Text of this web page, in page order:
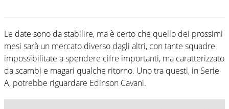
Le date sono da stabilire, ma è certo che quello dei prossimi
mesi sarà un mercato diverso dagli altri, con tante squadre
impossibilitate a spendere cifre importanti, ma caratterizzato
da scambi e magari qualche ritorno. Uno tra questi, in Serie
A, potrebbe riguardare Edinson Cavani.